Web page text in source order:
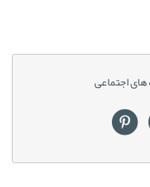
اجتماعی